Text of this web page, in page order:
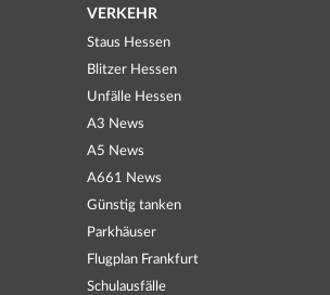
VERKEHR
Staus Hessen
Blitzer Hessen
Unfälle Hessen
A3 News
A5 News
A661 News
Günstig tanken
Parkhäuser
Flugplan Frankfurt
Schulausfälle